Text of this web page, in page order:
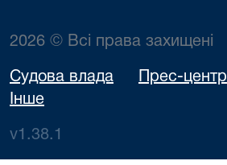
2026 © Всі права захищені
Судова влада Прес-центр
Інше
v1.38.1